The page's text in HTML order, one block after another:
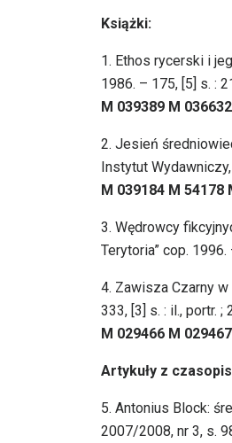
Książki:
1. Ethos rycerski i
1986. – 175, [5] s. :
M 039389 M
2. Jesień
Instytut
M 039184 M 54178
3. Wędrowcy
Terytoria” cop.
4. Zawisza Czarny
333, [3] s. : il., portr. ;
M 029466 M
Artykuły z
5. Antonius Block:
2007/2008, nr 3, s.